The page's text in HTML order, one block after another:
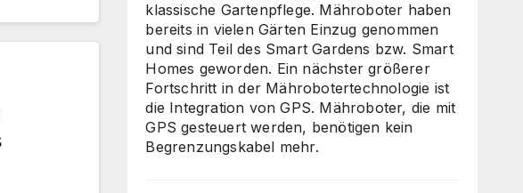
klassische Gartenpflege. Mähroboter haben
bereits in vielen Gärten Einzug genommen
und sind Teil des Smart Gardens bzw. Smart
Homes geworden. Ein nächster größerer
Fortschritt in der Mährobotertechnologie ist
die Integration von GPS. Mähroboter, die mit
GPS gesteuert werden, benötigen kein
Begrenzungskabel mehr.